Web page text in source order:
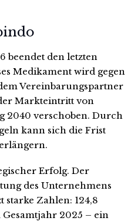
beendet den letzten
Medikament wird gegen
Vereinbarungspartner
Markteintritt von
2040 verschoben. Durch
kann sich die Frist
Erfolg. Der
des Unternehmens
starke Zahlen: 124,8
2025 – ein